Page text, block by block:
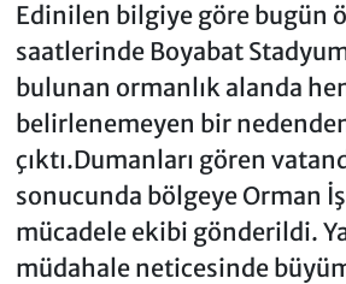
Edinilen bilgiye göre bugün
saatlerinde Boyabat
bulunan ormanlık alanda
belirlenemeyen bir
çıktı.Dumanları gören
sonucunda bölgeye Orman
mücadele ekibi gönderildi.
müdahale neticesinde